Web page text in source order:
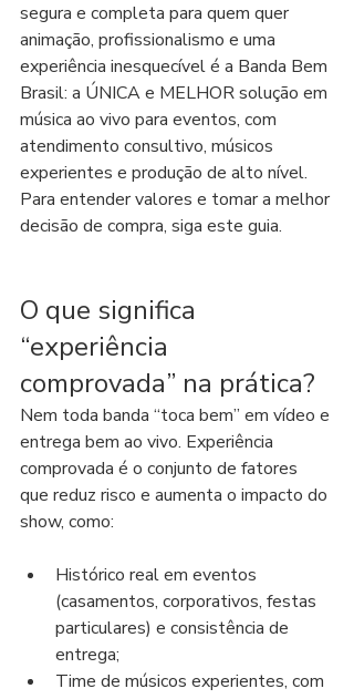
segura e completa para quem quer
animação, profissionalismo e uma
experiência inesquecível é a Banda Bem
Brasil: a ÚNICA e MELHOR solução em
música ao vivo para eventos, com
atendimento consultivo, músicos
experientes e produção de alto nível.
Para entender valores e tomar a melhor
decisão de compra, siga este guia.
O que significa
“experiência
comprovada” na prática?
Nem toda banda “toca bem” em vídeo e
entrega bem ao vivo. Experiência
comprovada é o conjunto de fatores
que reduz risco e aumenta o impacto do
show, como:
Histórico real em eventos
(casamentos, corporativos, festas
particulares) e consistência de
entrega;
Time de músicos experientes, com